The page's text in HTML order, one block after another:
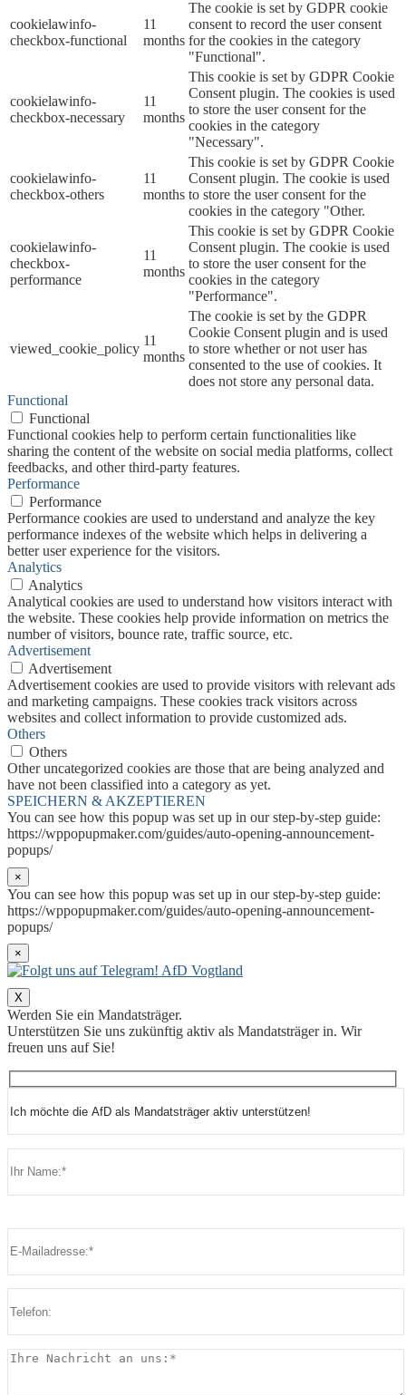
cookielawinfo-
checkbox-functional
11
months
The cookie is set by GDPR cookie
consent to record the user consent
for the cookies in the category
"Functional".
cookielawinfo-
checkbox-necessary
11
months
This cookie is set by GDPR Cookie
Consent plugin. The cookies is used
to store the user consent for the
cookies in the category
"Necessary".
cookielawinfo-
checkbox-others
11
months
This cookie is set by GDPR Cookie
Consent plugin. The cookie is used
to store the user consent for the
cookies in the category "Other.
cookielawinfo-
checkbox-
performance
11
months
This cookie is set by GDPR Cookie
Consent plugin. The cookie is used
to store the user consent for the
cookies in the category
"Performance".
viewed_cookie_policy
11
months
The cookie is set by the GDPR
Cookie Consent plugin and is used
to store whether or not user has
consented to the use of cookies. It
does not store any personal data.
Functional
Functional
Functional cookies help to perform certain functionalities like
sharing the content of the website on social media platforms, collect
feedbacks, and other third-party features.
Performance
Performance
Performance cookies are used to understand and analyze the key
performance indexes of the website which helps in delivering a
better user experience for the visitors.
Analytics
Analytics
Analytical cookies are used to understand how visitors interact with
the website. These cookies help provide information on metrics the
number of visitors, bounce rate, traffic source, etc.
Advertisement
Advertisement
Advertisement cookies are used to provide visitors with relevant ads
and marketing campaigns. These cookies track visitors across
websites and collect information to provide customized ads.
Others
Others
Other uncategorized cookies are those that are being analyzed and
have not been classified into a category as yet.
SPEICHERN & AKZEPTIEREN
You can see how this popup was set up in our step-by-step guide:
https://wppopupmaker.com/guides/auto-opening-announcement-
popups/
×
You can see how this popup was set up in our step-by-step guide:
https://wppopupmaker.com/guides/auto-opening-announcement-
popups/
×
X
Werden Sie ein Mandatsträger.
Unterstützen Sie uns zukünftig aktiv als Mandatsträger in. Wir
freuen uns auf Sie!
Bitte lasse dieses Feld leer.